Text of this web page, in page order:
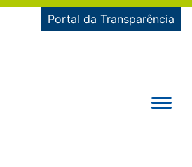
Portal da Transparência